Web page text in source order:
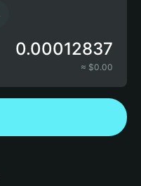
0.00012837
≈ $0.00